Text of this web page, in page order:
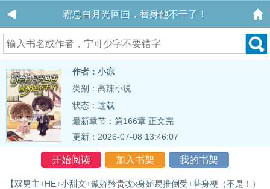
霸总白月光回国，替身他不干了！
作者：小凉
类别：高辣小说
状态：连载
最新章节： 第166章 正文完
更新：2026-07-08 13:46:07
开始阅读 加入书架 我的书架
【双男主+HE+小甜文+傲娇矜贵攻x身娇易推倒受+替身梗（不是！）